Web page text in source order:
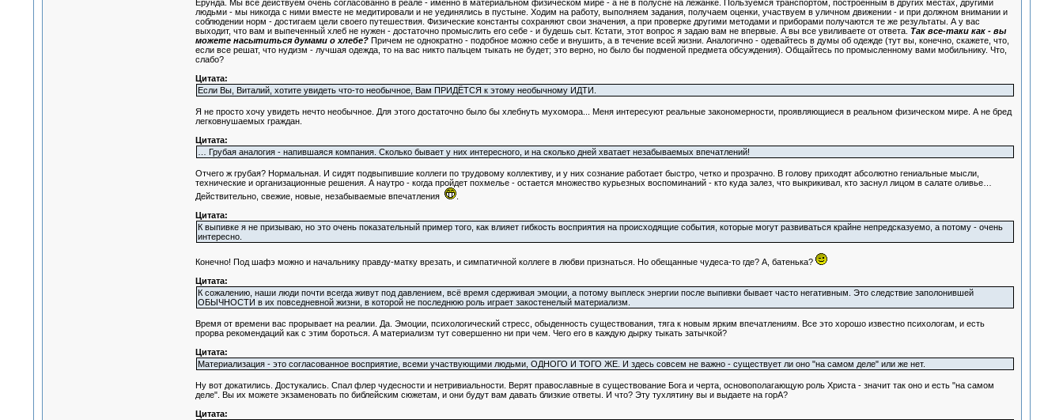
Ерунда. Мы все действуем очень согласованно в реале - именно в материальном физическом мире - а не в полусне на лежанке. Пользуемся транспортом, построенным в других местах, другими
людьми - мы никогда с ними вместе не медитировали и не уединялись в пустыне. Ходим на работу, выполняем задания, получаем оценки, участвуем в уличном движении - и при должном внимании и
соблюдении норм - достигаем цели своего путешествия. Физические константы сохраняют свои значения, а при проверке другими методами и приборами получаются те же результаты. А у вас
выходит, что вам и выпеченный хлеб не нужен - достаточно промыслить его себе - и будешь сыт. Кстати, этот вопрос я задаю вам не впервые. А вы все увиливаете от ответа. Так все-таки как - вы
можете насытиться думами о хлебе?Причем не однократно - подобное можно себе и внушить, а в течение всей жизни. Аналогично - одевайтесь в думы об одежде (тут вы, конечно, скажете, что,
если все решат, что нудизм - лучшая одежда, то на вас никто пальцем тыкать не будет; это верно, но было бы подменой предмета обсуждения). Общайтесь по промысленному вами мобильнику. Что,
слабо?
Цитата:
Если Вы, Виталий, хотите увидеть что-то необычное, Вам ПРИДЁТСЯ к этому необычному ИДТИ.
Я не просто хочу увидеть нечто необычное. Для этого достаточно было бы хлебнуть мухомора... Меня интересуют реальные закономерности, проявляющиеся в реальном физическом мире. А не бред
легковнушаемых граждан.
Цитата:
… Грубая аналогия - напившаяся компания. Сколько бывает у них интересного, и на сколько дней хватает незабываемых впечатлений!
Отчего ж грубая? Нормальная. И сидят подвыпившие коллеги по трудовому коллективу, и у них сознание работает быстро, четко и прозрачно. В голову приходят абсолютно гениальные мысли,
технические и организационные решения. А наутро - когда пройдет похмелье - остается множество курьезных воспоминаний - кто куда залез, что выкрикивал, кто заснул лицом в салате оливье…
Действительно, свежие, новые, незабываемые впечатления
.
Цитата:
К выпивке я не призываю, но это очень показательный пример того, как влияет гибкость восприятия на происходящие события, которые могут развиваться крайне непредсказуемо, а потому - очень
интересно.
Конечно! Под шафэ можно и начальнику правду-матку врезать, и симпатичной коллеге в любви признаться. Но обещанные чудеса-то где? А, батенька?
Цитата:
К сожалению, наши люди почти всегда живут под давлением, всё время сдерживая эмоции, а потому выплеск энергии после выпивки бывает часто негативным. Это следствие заполонившей
ОБЫЧНОСТИ в их повседневной жизни, в которой не последнюю роль играет закостенелый материализм.
Время от времени вас прорывает на реалии. Да. Эмоции, психологический стресс, обыденность существования, тяга к новым ярким впечатлениям. Все это хорошо известно психологам, и есть
прорва рекомендаций как с этим бороться. А материализм тут совершенно ни при чем. Чего его в каждую дырку тыкать затычкой?
Цитата:
Материализация - это согласованное восприятие, всеми участвующими людьми, ОДНОГО И ТОГО ЖЕ. И здесь совсем не важно - существует ли оно "на самом деле" или же нет.
Ну вот докатились. Достукались. Спал флер чудесности и нетривиальности. Верят православные в существование Бога и черта, основополагающую роль Христа - значит так оно и есть "на самом
деле". Вы их можете экзаменовать по библейским сюжетам, и они будут вам давать близкие ответы. И что? Эту тухлятину вы и выдаете на горА?
Цитата: